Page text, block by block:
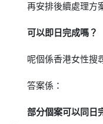
再安排後續處理方
可以即日完成嗎？
呢個係香港女性搜
答案係：
部分個案可以同日